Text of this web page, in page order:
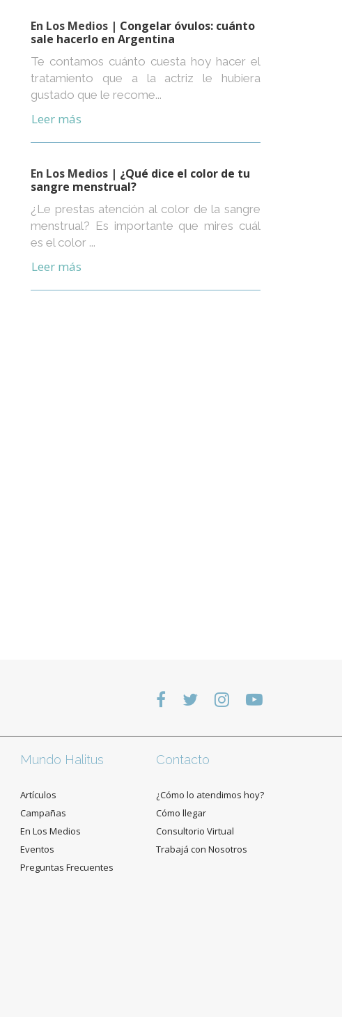
En Los Medios | Congelar óvulos: cuánto
sale hacerlo en Argentina
Te contamos cuánto cuesta hoy hacer el
tratamiento que a la actriz le hubiera
gustado que le recome...
Leer más
En Los Medios | ¿Qué dice el color de tu
sangre menstrual?
¿Le prestas atención al color de la sangre
menstrual? Es importante que mires cuál
es el color ...
Leer más
Mundo Halitus
Artículos
Campañas
En Los Medios
Eventos
Preguntas Frecuentes
Contacto
¿Cómo lo atendimos hoy?
Cómo llegar
Consultorio Virtual
Trabajá con Nosotros